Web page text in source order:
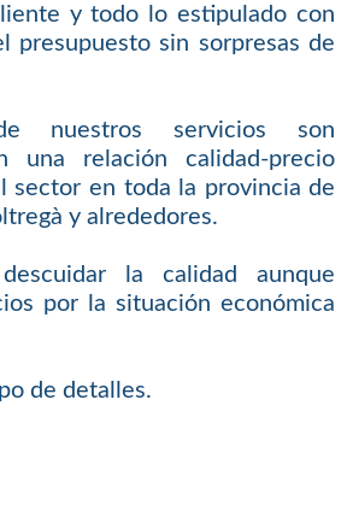
y todo lo estipulado con
presupuesto sin sorpresas de
nuestros servicios son
una relación calidad-precio
sector en toda la provincia de
y alrededores.
la calidad aunque
por la situación económica
de detalles.